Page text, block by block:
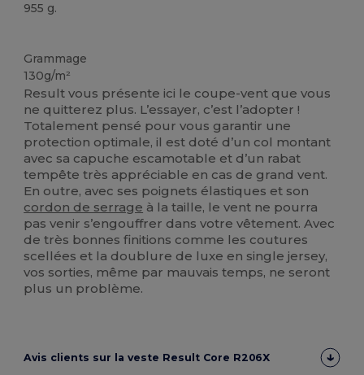
955 g.
Grammage
130g/m²
Result vous présente ici le coupe-vent que vous
ne quitterez plus. L’essayer, c’est l’adopter !
Totalement pensé pour vous garantir une
protection optimale, il est doté d’un col montant
avec sa capuche escamotable et d’un rabat
tempête très appréciable en cas de grand vent.
En outre, avec ses poignets élastiques et son
cordon de serrage à la taille, le vent ne pourra
pas venir s’engouffrer dans votre vêtement. Avec
de très bonnes finitions comme les coutures
scellées et la doublure de luxe en single jersey,
vos sorties, même par mauvais temps, ne seront
plus un problème.
Avis clients sur la veste Result Core R206X